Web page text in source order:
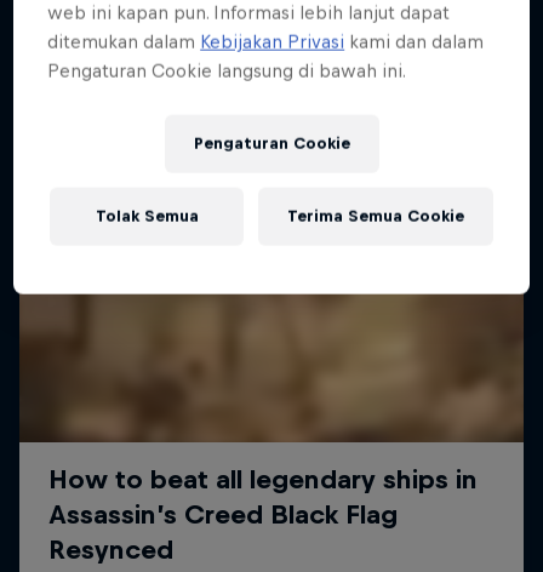
Lebih banyak seperti ini
web ini kapan pun. Informasi lebih lanjut dapat
ditemukan dalam Kebijakan Privasi kami dan dalam
Pengaturan Cookie langsung di bawah ini.
Pengaturan Cookie
Tolak Semua Terima Semua Cookie